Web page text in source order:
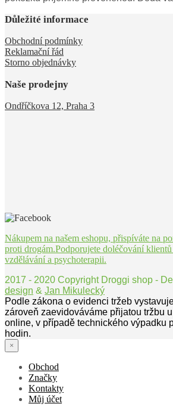
Důležité informace
Obchodní podmínky
Reklamační řád
Storno objednávky
Naše prodejny
Ondříčkova 12, Praha 3
Nákupem na našem eshopu, přispíváte na
proti drogám.Podporujete doléčování
vzdělávání a psychoterapii.
2017 - 2020 Copyright Droggi shop -
design & Jan Mikulecký
Podle zákona o evidenci tržeb
zároveň zaevidováváme přijatou tržbu
online, v případě technického výpadku
hodin.
×
Obchod
Značky
Kontakty
Můj účet